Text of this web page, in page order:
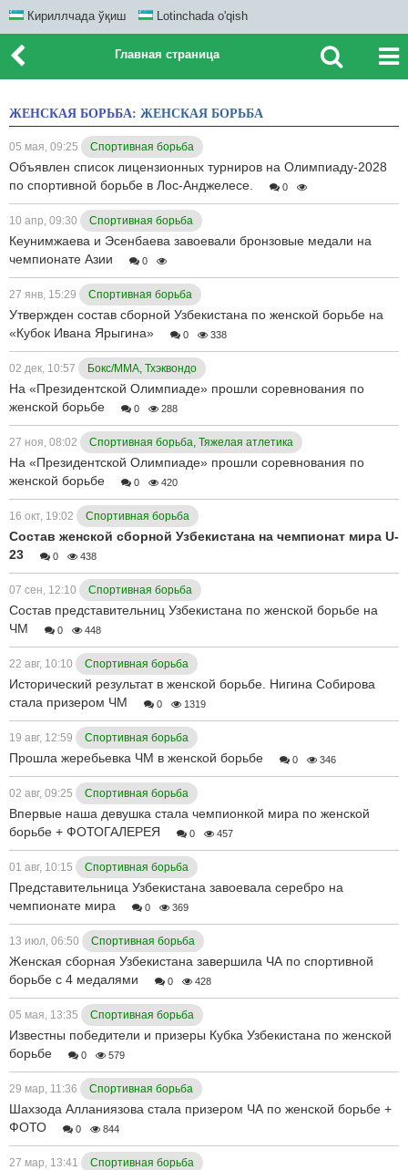
Кириллчада ўқиш Lotinchada o'qish
Главная страница
ЖЕНСКАЯ БОРЬБА: ЖЕНСКАЯ БОРЬБА
05 мая, 09:25 Спортивная борьба
Объявлен список лицензионных турниров на Олимпиаду-2028
по спортивной борьбе в Лос-Анджелесе.
0
10 апр, 09:30 Спортивная борьба
Кеунимжаева и Эсенбаева завоевали бронзовые медали на
чемпионате Азии
0
27 янв, 15:29 Спортивная борьба
Утвержден состав сборной Узбекистана по женской борьбе на
«Кубок Ивана Ярыгина»
0 338
02 дек, 10:57 Бокс/ММА, Тхэквондо
На «Президентской Олимпиаде» прошли соревнования по
женской борьбе
0 288
27 ноя, 08:02 Спортивная борьба, Тяжелая атлетика
На «Президентской Олимпиаде» прошли соревнования по
женской борьбе
0 420
16 окт, 19:02 Спортивная борьба
Состав женской сборной Узбекистана на чемпионат мира U-
23
0 438
07 сен, 12:10 Спортивная борьба
Состав представительниц Узбекистана по женской борьбе на
ЧМ
0 448
22 авг, 10:10 Спортивная борьба
Исторический результат в женской борьбе. Нигина Собирова
стала призером ЧМ
0 1319
19 авг, 12:59 Спортивная борьба
Прошла жеребьевка ЧМ в женской борьбе 0 346
02 авг, 09:25 Спортивная борьба
Впервые наша девушка стала чемпионкой мира по женской
борьбе + ФОТОГАЛЕРЕЯ
0 457
01 авг, 10:15 Спортивная борьба
Представительница Узбекистана завоевала серебро на
чемпионате мира
0 369
13 июл, 06:50 Спортивная борьба
Женская сборная Узбекистана завершила ЧА по спортивной
борьбе с 4 медалями
0 428
05 мая, 13:35 Спортивная борьба
Известны победители и призеры Кубка Узбекистана по женской
борьбе
0 579
29 мар, 11:36 Спортивная борьба
Шахзода Алланиязова стала призером ЧА по женской борьбе +
ФОТО
0 844
27 мар, 13:41 Спортивная борьба